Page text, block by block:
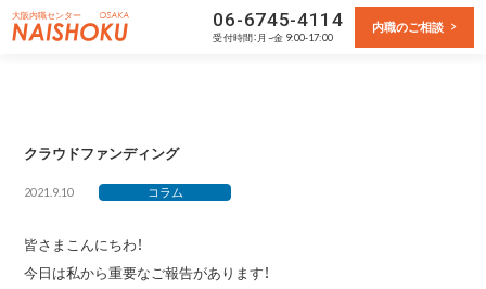
大阪内職センター 06-6745-4114
受付時間：月~金 9:00-17:00
内職のご相談
クラウドファンディング
2021.9.10 コラム
皆さまこんにちわ！
今日は私から重要なご報告があります！